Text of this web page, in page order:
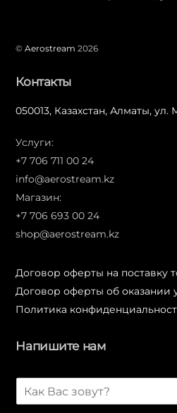
©Aerostream 2026
Контакты
050013, Казахстан, Алматы, ул.
Услуги:
+7 706 711 00 24
info@aerostream.kz
Магазин:
+7 706 693 00 24
shop@aerostream.kz
Договор оферты на поставку
Договор оферты об оказании
Политика
Напишите нам